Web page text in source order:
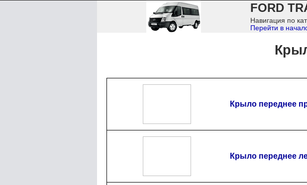
FORD
Навигация по
Перейти в
Крыло переднее
Крыло переднее